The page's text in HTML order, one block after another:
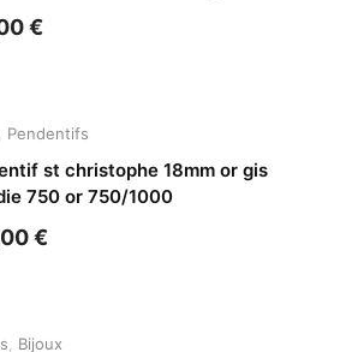
€
Pendentifs
st christophe 18mm or gis
750 or 750/1000
€
Bijoux